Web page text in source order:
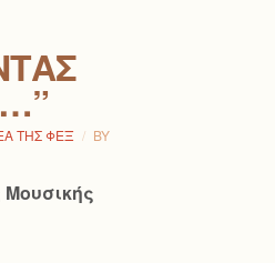
ΤΗΣ ΦΕΞ BY